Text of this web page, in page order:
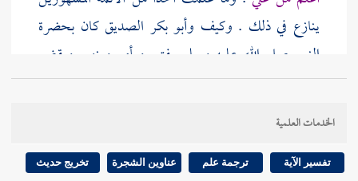
ينازع في ذلك . وكيف وأبو بكر الصديقكان بحضرة
النبي صلى الله عليه وسلم يفتي ويأمر وينهي ويقضي
ويخطب كما كان يفعل ذلك إذا خرج هووأبو بكريدعو
الناس إلى الإسلام ولما هاجرا جميعا ويوم
ذلك من المشاهد والنبي صلى الله عليه وسلم ساكت يقره
على ذلك ويرضى بما يقول ولم تكن هذه المرتبة لغيره .
الخدمات العلمية
تفسير الآية ترجمة علم عناوين الشجرة تخريج حديث